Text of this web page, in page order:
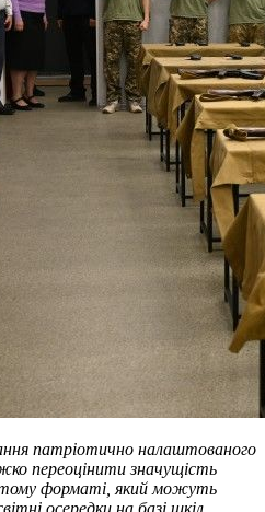
патріотично налаштованого
переоцінити значущість
тому форматі, який можуть
осередки на базі шкіл